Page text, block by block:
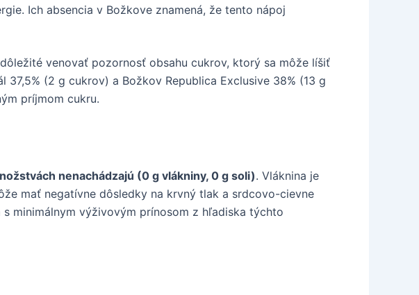
Ich absencia v Božkove znamená, že tento nápoj
venovať pozornosť obsahu cukrov, ktorý sa môže líšiť
(2 g cukrov) a Božkov Republica Exclusive 38% (13 g
príjmom cukru.
nenachádzajú (0 g vlákniny, 0 g soli). Vláknina je
mať negatívne dôsledky na krvný tlak a srdcovo-cievne
minimálnym výživovým prínosom z hľadiska týchto